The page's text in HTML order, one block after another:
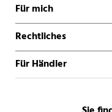
Für mich
Rechtliches
Für Händler